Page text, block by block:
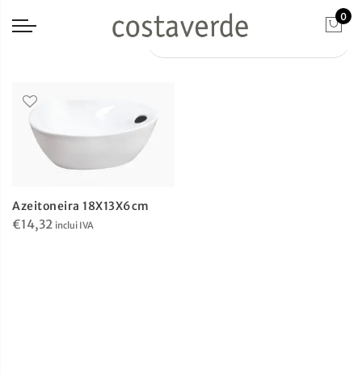
0
Azeitoneira 18X13X6cm
€14,32 inclui IVA